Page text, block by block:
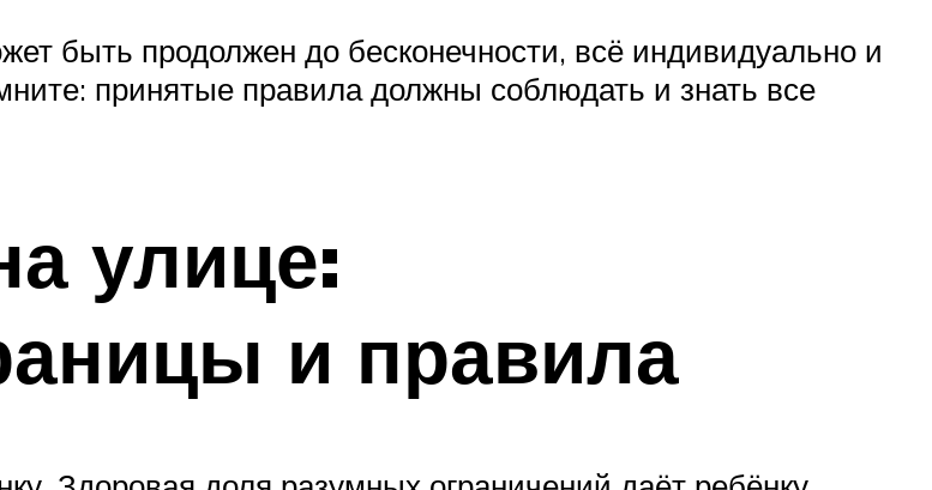
быть продолжен до бесконечности, всё индивидуально и
принятые правила должны соблюдать и знать все
улице:
и правила